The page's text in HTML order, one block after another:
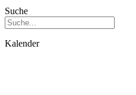
Suche
Kalender